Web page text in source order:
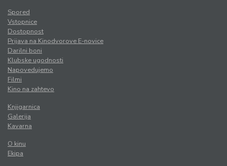
Spored
Vstopnice
Dostopnost
Prijava na Kinodvorove E-novice
Darilni boni
Klubske ugodnosti
Napovedujemo
Filmi
Kino na zahtevo
Knjigarnica
Galerija
Kavarna
O kinu
Ekipa